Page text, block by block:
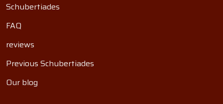
Schubertiades
FAQ
reviews
Previous Schubertiades
Our blog